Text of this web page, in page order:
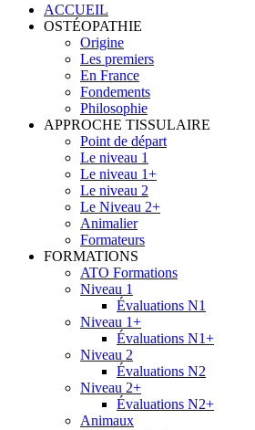
ACCUEIL
OSTÉOPATHIE
Origine
Les premiers
En France
Fondements
Philosophie
APPROCHE TISSULAIRE
Point de départ
Le niveau 1
Le niveau 1+
Le niveau 2
Le Niveau 2+
Animalier
Formateurs
FORMATIONS
ATO Formations
Niveau 1
Évaluations N1
Niveau 1+
Évaluations N1+
Niveau 2
Évaluations N2
Niveau 2+
Évaluations N2+
Animaux